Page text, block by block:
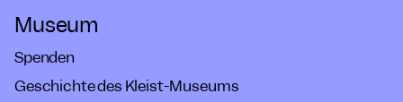
Museum
Spenden
Geschichte des Kleist-Museums